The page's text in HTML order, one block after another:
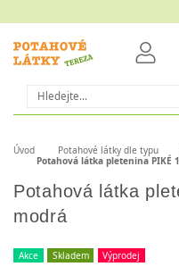
Hledat
Úvod Potahové látky dle typu
Potahová látka pletenina PIKÉ
Potahová látka
modrá
Akce Skladem Výprodej